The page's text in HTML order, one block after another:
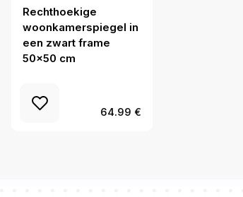
Rechthoekige
woonkamerspiegel in
een zwart frame
50x50 cm
64.99 €